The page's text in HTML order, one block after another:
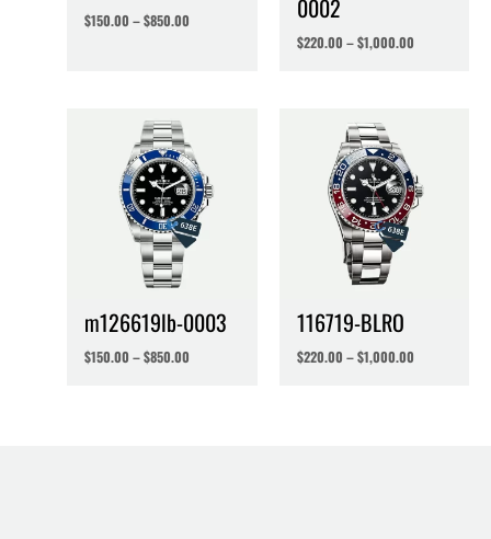
$150.00 –$850.00 0002
$220.00 –$1,000.00
m126619lb-0003
$150.00 –$850.00
116719-BLRO
$220.00 –$1,000.00